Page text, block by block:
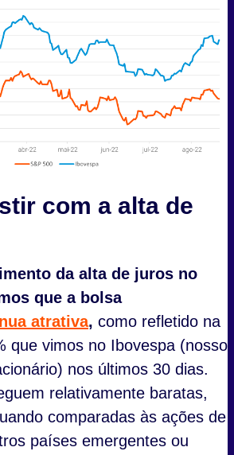
com a alta de
da alta de juros no
que a bolsa
atrativa, como refletido na
que vimos no Ibovespa (nosso
nos últimos 30 dias.
relativamente baratas,
comparadas às ações de
países emergentes ou